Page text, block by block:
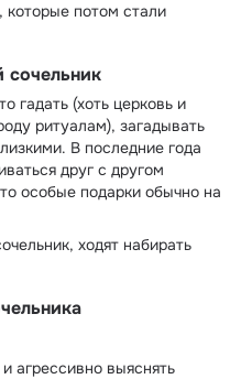
которые потом стали
гадать (хоть церковь и
ритуалам), загадывать
В последние года
друг с другом
особые подарки обычно на
ходят набирать
агрессивно выяснять